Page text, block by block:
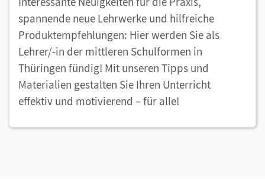
spannende neue Lehrwerke und hilfreiche
Produktempfehlungen: Hier werden Sie als
Lehrer/-in der mittleren Schulformen in
Thüringen fündig! Mit unseren Tipps und
Materialien gestalten Sie Ihren Unterricht
effektiv und motivierend – für alle!